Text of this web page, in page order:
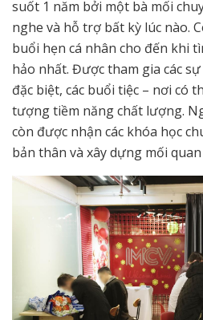
suốt 1 năm bởi một bà mối
nghe và hỗ trợ bất kỳ lúc nào.
buổi hẹn cá nhân cho đến khi
hảo nhất. Được tham gia các
đặc biệt, các buổi tiệc – nơi có
tượng tiềm năng chất lượng.
còn được nhận các khóa học
bản thân và xây dựng mối